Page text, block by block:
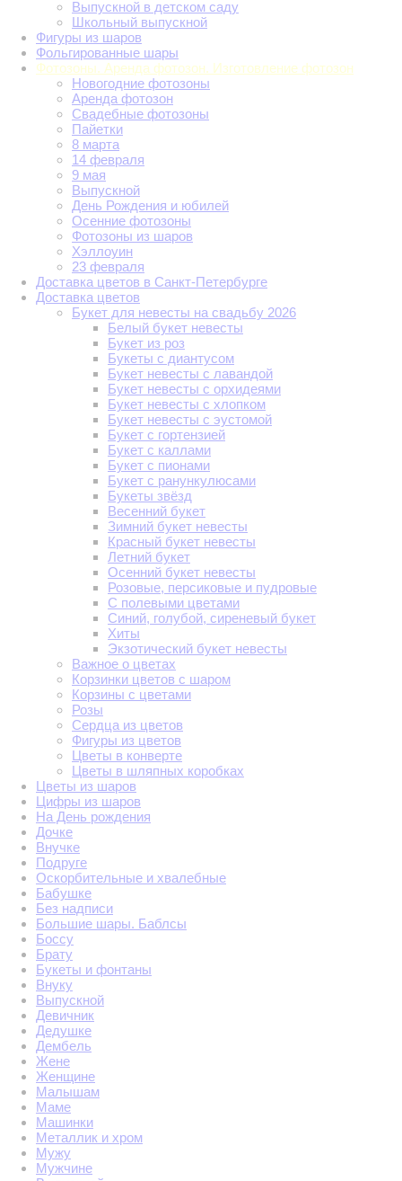
Выпускной в детском саду
Школьный выпускной
Фигуры из шаров
Фольгированные шары
Фотозоны. Аренда фотозон. Изготовление фотозон
Новогодние фотозоны
Аренда фотозон
Свадебные фотозоны
Пайетки
8 марта
14 февраля
9 мая
Выпускной
День Рождения и юбилей
Осенние фотозоны
Фотозоны из шаров
Хэллоуин
23 февраля
Доставка цветов в Санкт-Петербурге
Доставка цветов
Букет для невесты на свадьбу 2026
Белый букет невесты
Букет из роз
Букеты с диантусом
Букет невесты с лавандой
Букет невесты с орхидеями
Букет невесты с хлопком
Букет невесты с эустомой
Букет с гортензией
Букет с каллами
Букет с пионами
Букет с ранункулюсами
Букеты звёзд
Весенний букет
Зимний букет невесты
Красный букет невесты
Летний букет
Осенний букет невесты
Розовые, персиковые и пудровые
С полевыми цветами
Синий, голубой, сиреневый букет
Хиты
Экзотический букет невесты
Важное о цветах
Корзинки цветов с шаром
Корзины с цветами
Розы
Сердца из цветов
Фигуры из цветов
Цветы в конверте
Цветы в шляпных коробках
Цветы из шаров
Цифры из шаров
На День рождения
Дочке
Внучке
Подруге
Оскорбительные и хвалебные
Бабушке
Без надписи
Большие шары. Баблсы
Боссу
Брату
Букеты и фонтаны
Внуку
Выпускной
Девичник
Дедушке
Дембель
Жене
Женщине
Малышам
Маме
Машинки
Металлик и хром
Мужу
Мужчине